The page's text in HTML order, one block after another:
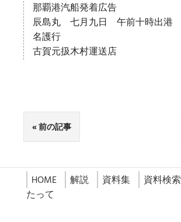
那覇港汽船発着広告
辰島丸 七月九日 午前十時出港
名護行
古賀元扱木村運送店
前の記事
HOME 解説 資料集 資料検索
たって